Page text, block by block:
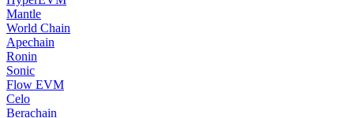
Mantle
World Chain
Apechain
Ronin
Sonic
Flow EVM
Celo
Berachain